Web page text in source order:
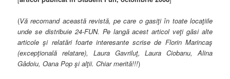
(Vă recomand această revistă, pe care o gasiţi în toate locaţiile
unde se distribuie 24-FUN. Pe langă acest articol veţi găsi alte
articole şi relatări foarte interesante scrise de Florin Marincaş
(excepţională relatare), Laura Gavriluţ, Laura Ciobanu, Alina
Gâdoiu, Oana Pop şi alţii. Chiar merită!!!)